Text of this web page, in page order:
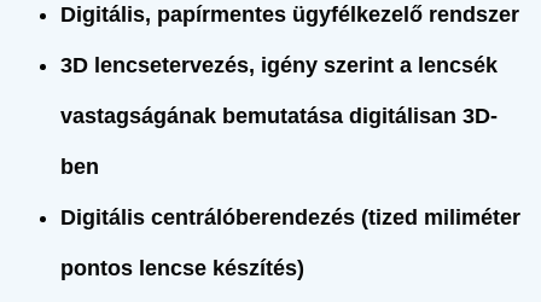
Digitális, papírmentes ügyfélkezelő rendszer
3D lencsetervezés, igény szerint a lencsék
vastagságának bemutatása digitálisan 3D-
ben
Digitális centrálóberendezés (tized miliméter
pontos lencse készítés)